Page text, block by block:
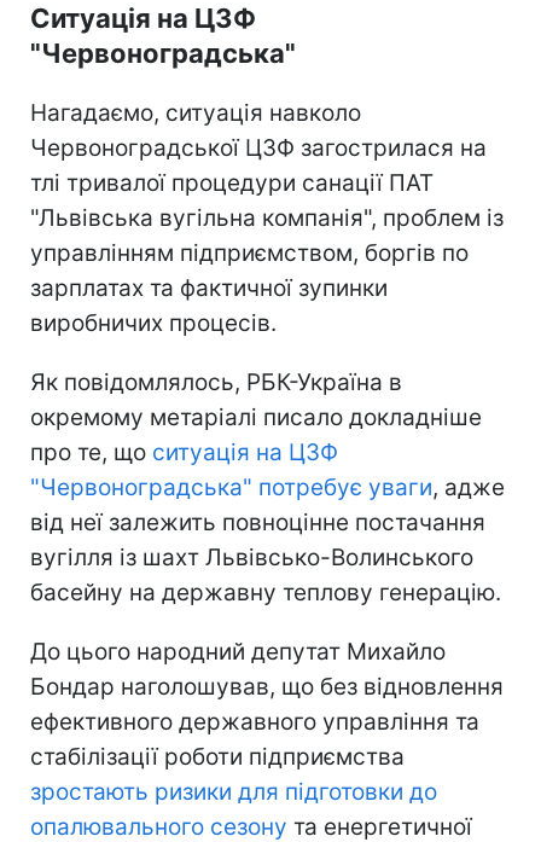
Ситуація на ЦЗФ
"Червоноградська"
Нагадаємо, ситуація навколо
Червоноградської ЦЗФ загострилася на
тлі тривалої процедури санації ПАТ
"Львівська вугільна компанія", проблем із
управлінням підприємством, боргів по
зарплатах та фактичної зупинки
виробничих процесів.
Як повідомлялось, РБК-Україна в
окремому метаріалі писало докладніше
про те, що ситуація на ЦЗФ
"Червоноградська" потребує уваги, адже
від неї залежить повноцінне постачання
вугілля із шахт Львівсько-Волинського
басейну на державну теплову генерацію.
До цього народний депутат Михайло
Бондар наголошував, що без відновлення
ефективного державного управління та
стабілізації роботи підприємства
зростають ризики для підготовки до
опалювального сезону та енергетичної